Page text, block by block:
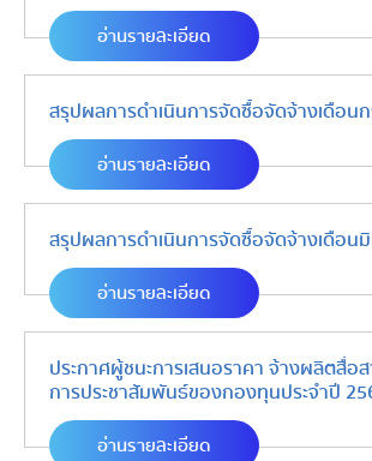
อ่านรายละเอียด
สรุปผลการดำเนินการจัดซื้อจัดจ้างเดือน
อ่านรายละเอียด
สรุปผลการดำเนินการจัดซื้อจัดจ้างเดือน
อ่านรายละเอียด
ประกาศผู้ชนะการเสนอราคา จ้างผลิตสื่อ
การประชาสัมพันธ์ของกองทุนประจำปี
อ่านรายละเอียด